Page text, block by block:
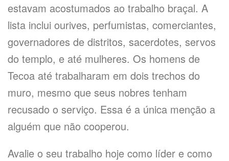
estavam acostumados ao trabalho braçal. A
lista inclui ourives, perfumistas, comerciantes,
governadores de distritos, sacerdotes, servos
do templo, e até mulheres. Os homens de
Tecoa até trabalharam em dois trechos do
muro, mesmo que seus nobres tenham
recusado o serviço. Essa é a única menção a
alguém que não cooperou.
Avalie o seu trabalho hoje como líder e como